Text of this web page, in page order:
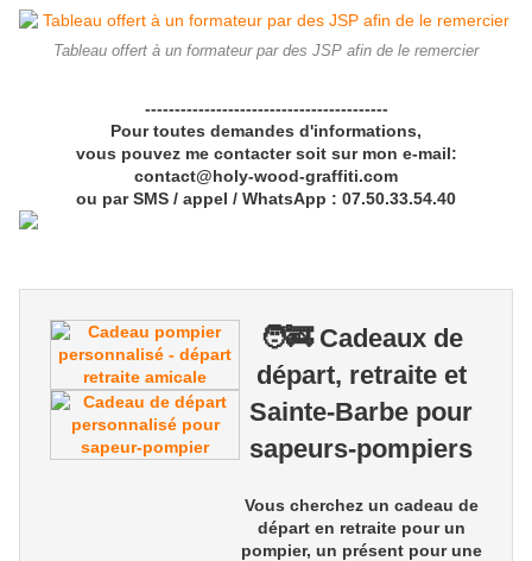
Tableau offert à un formateur par des JSP afin de le remercier
-----------------------------------------
Pour toutes demandes d'informations,
vous pouvez me contacter soit sur mon e-mail:
contact@holy-wood-graffiti.com
ou par SMS / appel / WhatsApp : 07.50.33.54.40
🧑‍🚒 Cadeaux de
départ, retraite et
Sainte-Barbe pour
sapeurs-pompiers
Vous cherchez un cadeau de
départ en retraite pour un
pompier, un présent pour une